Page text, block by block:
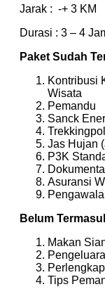
Jarak : -+ 3 KM
Durasi : 3 – 4
Paket Sudah
Kontribusi
Wisata
Pemandu
Sanck
Jas Hujan
P3K
Asuransi
Belum
Makan
Tips